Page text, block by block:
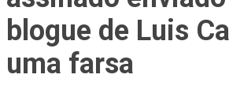
blogue de Luis
uma farsa